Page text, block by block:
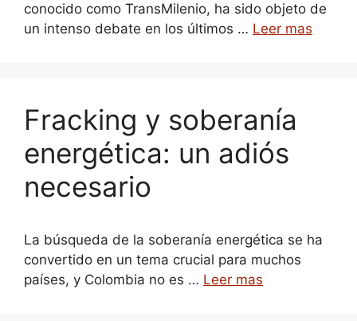
conocido como TransMilenio, ha sido objeto de
un intenso debate en los últimos … Leer mas
Fracking y soberanía
energética: un adiós
necesario
La búsqueda de la soberanía energética se ha
convertido en un tema crucial para muchos
países, y Colombia no es … Leer mas